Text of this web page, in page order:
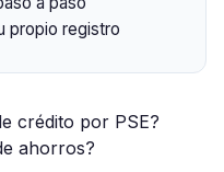
propio registro
crédito por PSE?
ahorros?